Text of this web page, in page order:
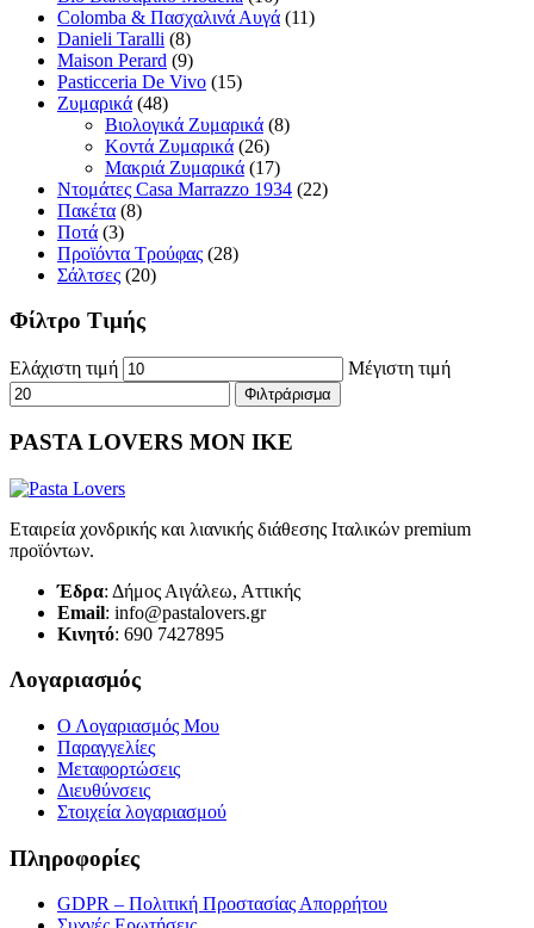
Colomba & Πασχαλινά Αυγά (11)
Danieli Taralli (8)
Maison Perard (9)
Pasticceria De Vivo (15)
Ζυμαρικά (48)
Βιολογικά Ζυμαρικά (8)
Κοντά Ζυμαρικά (26)
Μακριά Ζυμαρικά (17)
Ντομάτες Casa Marrazzo 1934 (22)
Πακέτα (8)
Ποτά (3)
Προϊόντα Τρούφας (28)
Σάλτσες (20)
Φίλτρο Τιμής
Ελάχιστη τιμή Μέγιστη τιμή
Φιλτράρισμα
PASTA LOVERS ΜΟΝ ΙΚΕ
Εταιρεία χονδρικής και λιανικής διάθεσης Ιταλικών premium
προϊόντων.
Έδρα: Δήμος Αιγάλεω, Αττικής
Email: info@pastalovers.gr
Κινητό: 690 7427895
Λογαριασμός
Ο Λογαριασμός Μου
Παραγγελίες
Μεταφορτώσεις
Διευθύνσεις
Στοιχεία λογαριασμού
Πληροφορίες
GDPR – Πολιτική Προστασίας Απορρήτου